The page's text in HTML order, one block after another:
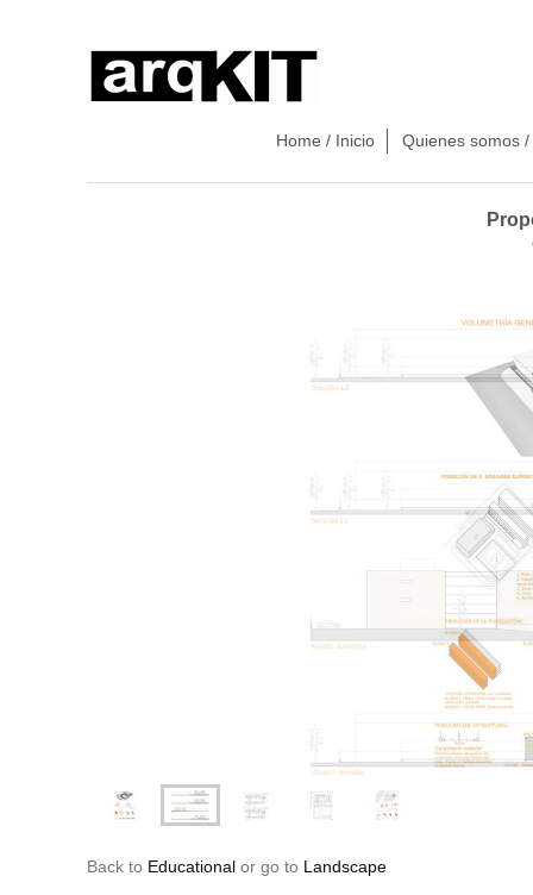
Home / Inicio Quienes somos /
Back to Educationalor go to Landscape